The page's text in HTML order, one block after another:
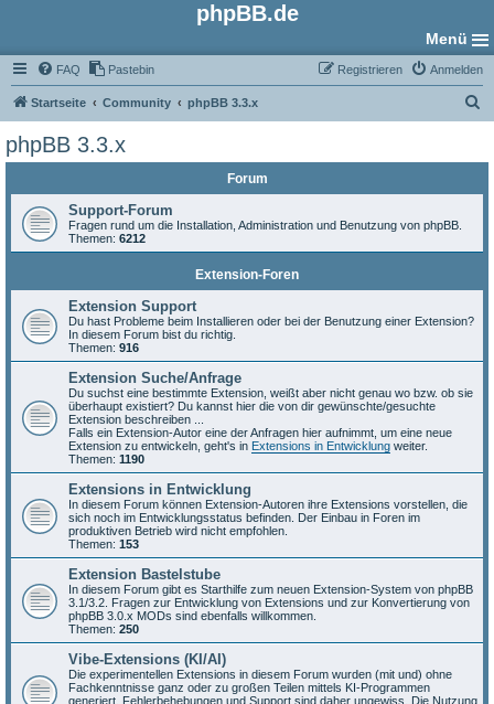
phpBB.de
Menü
FAQ Pastebin Anmelden
Registrieren
Startseite Community phpBB 3.3.x
phpBB 3.3.x
Forum
Support-Forum
Fragen rund um die Installation, Administration und Benutzung von phpBB.
Themen: 6212
Extension-Foren
Extension Support
Du hast Probleme beim Installieren oder bei der Benutzung einer Extension?
In diesem Forum bist du richtig.
Themen: 916
Extension Suche/Anfrage
Du suchst eine bestimmte Extension, weißt aber nicht genau wo bzw. ob sie
überhaupt existiert? Du kannst hier die von dir gewünschte/gesuchte
Extension beschreiben ...
Falls ein Extension-Autor eine der Anfragen hier aufnimmt, um eine neue
Extension zu entwickeln, geht's in Extensions in Entwicklung weiter.
Themen: 1190
Extensions in Entwicklung
In diesem Forum können Extension-Autoren ihre Extensions vorstellen, die
sich noch im Entwicklungsstatus befinden. Der Einbau in Foren im
produktiven Betrieb wird nicht empfohlen.
Themen: 153
Extension Bastelstube
In diesem Forum gibt es Starthilfe zum neuen Extension-System von phpBB
3.1/3.2. Fragen zur Entwicklung von Extensions und zur Konvertierung von
phpBB 3.0.x MODs sind ebenfalls willkommen.
Themen: 250
Vibe-Extensions (KI/AI)
Die experimentellen Extensions in diesem Forum wurden (mit und) ohne
Fachkenntnisse ganz oder zu großen Teilen mittels KI-Programmen
generiert. Fehlerbehebungen und Support sind daher ungewiss. Die Nutzung